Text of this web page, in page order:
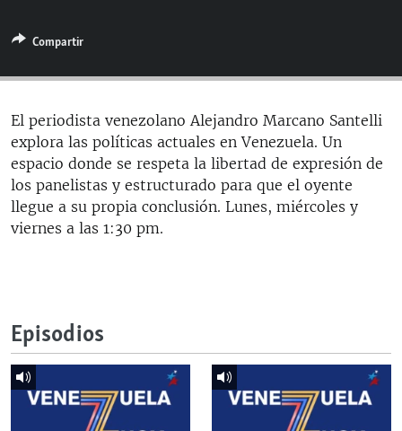
ESPECIALES
ESPECIALES
LA REALIDAD DE LA VIVIENDA EN CUBA
SER VIEJO EN CUBA
KENTU-CUBANO
LOS SANTOS DE HIALEAH
DESINFORMACIÓN RUSA EN AMÉRICA LATINA
MULTIMEDIA
EDITORIALES
SÍGUENOS
Compartir
El periodista venezolano Alejandro Marcano Santelli
explora las políticas actuales en Venezuela. Un
espacio donde se respeta la libertad de expresión de
los panelistas y estructurado para que el oyente
llegue a su propia conclusión. Lunes, miércoles y
viernes a las 1:30 pm.
Episodios